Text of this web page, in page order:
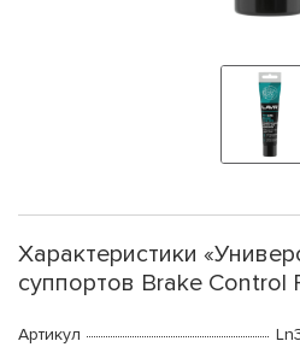
Характеристики
суппортов Brake Control
Артикул